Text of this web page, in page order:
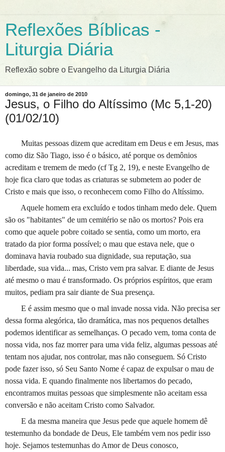
Reflexões Bíblicas -
Liturgia Diária
Reflexão sobre o Evangelho da Liturgia Diária
domingo, 31 de janeiro de 2010
Jesus, o Filho do Altíssimo (Mc 5,1-20)
(01/02/10)
Muitas pessoas dizem que acreditam em Deus e em Jesus, mas
como diz São Tiago, isso é o básico, até porque os demônios
acreditam e tremem de medo (cf Tg 2, 19), e neste Evangelho de
hoje fica claro que todas as criaturas se submetem ao poder de
Cristo e mais que isso, o reconhecem como Filho do Altíssimo.
Aquele homem era excluído e todos tinham medo dele. Quem
são os "habitantes" de um cemitério se não os mortos? Pois era
como que aquele pobre coitado se sentia, como um morto, era
tratado da pior forma possível; o mau que estava nele, que o
dominava havia roubado sua dignidade, sua reputação, sua
liberdade, sua vida... mas, Cristo vem pra salvar. E diante de Jesus
até mesmo o mau é transformado. Os próprios espíritos, que eram
muitos, pediam pra sair diante de Sua presença.
E é assim mesmo que o mal invade nossa vida. Não precisa ser
dessa forma alegórica, tão dramática, mas nos pequenos detalhes
podemos identificar as semelhanças. O pecado vem, toma conta de
nossa vida, nos faz morrer para uma vida feliz, algumas pessoas até
tentam nos ajudar, nos controlar, mas não conseguem. Só Cristo
pode fazer isso, só Seu Santo Nome é capaz de expulsar o mau de
nossa vida. E quando finalmente nos libertamos do pecado,
encontramos muitas pessoas que simplesmente não aceitam essa
conversão e não aceitam Cristo como Salvador.
E da mesma maneira que Jesus pede que aquele homem dê
testemunho da bondade de Deus, Ele também vem nos pedir isso
hoje. Sejamos testemunhas do Amor de Deus conosco,